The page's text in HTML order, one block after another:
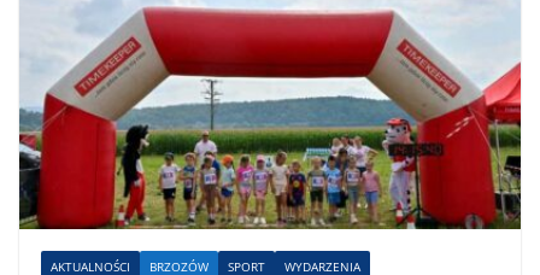
AKTUALNOŚCI BRZOZÓW SPORT WYDARZENIA